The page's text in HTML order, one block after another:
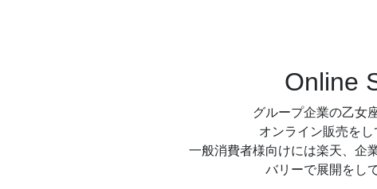
Online
グループ企業の乙女
オンライン販売をし
一般消費者様向けには楽天、企
バリーで展開をし